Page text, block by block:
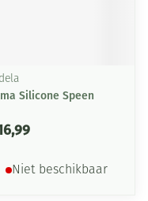
Silicone Speen
Niet beschikbaar